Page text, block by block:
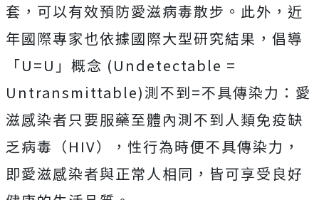
套，可以有效預防愛滋病毒散步。此外，近
年國際專家也依據國際大型研究結果，倡導
「U=U」概念 (Undetectable =
Untransmittable)測不到=不具傳染力：愛
滋感染者只要服藥至體內測不到人類免疫缺
乏病毒（HIV），性行為時便不具傳染力，
即愛滋感染者與正常人相同，皆可享受良好